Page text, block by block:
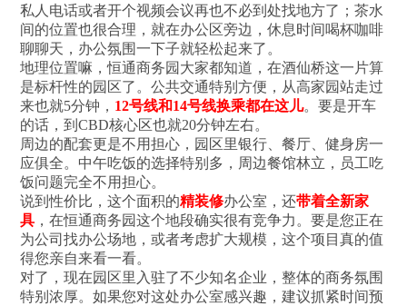
私人电话或者开个视频会议再也不必到处找地方了；茶水
间的位置也很合理，就在办公区旁边，休息时间喝杯咖啡
聊聊天，办公氛围一下子就轻松起来了。
地理位置嘛‌，恒通商务园大家都知道，在酒仙桥这一片算
是标杆性的园区了。公共交通特别方便，从高家园站走过
来也就5分钟， 12号线和14号线换乘都在这儿。要是开车
的话，到CBD核心区也就20分钟左右。
周边的配套‌更是不用担心，园区里银行、餐厅、健身房一
应俱全。中午吃饭的选择特别多，周边餐馆林立，员工吃
饭问题完全不用担心。
说到性价比‌，这个面积的精装修办公室，还带着全新家
具 ，在恒通商务园这个地段确实很有竞争力。要是您正在
为公司找办公场地，或者考虑扩大规模，这个项目真的值
得您亲自来看一看。
对了，现在园区里入驻了不少知名企业，整体的商务氛围
特别浓厚。如果您对这处办公室感兴趣，建议抓紧时间预